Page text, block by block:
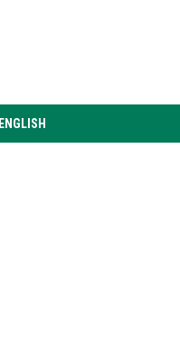
ENGLISH